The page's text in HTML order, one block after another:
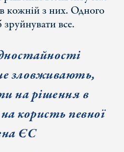
кожній з них. Одного
все.
зловживають,
на рішення в
користь певної
ЄС